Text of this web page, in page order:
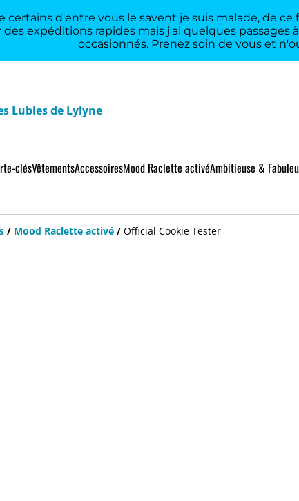
certains d'entre vous le savent je suis malade, de
expéditions rapides mais j'ai quelques passages
occasionnés. Prenez soin de vous et
Lubies de Lylyne
clésVêtementsAccessoiresMood Raclette activéAmbitieuse &
/ Mood Raclette activé / Official Cookie Tester